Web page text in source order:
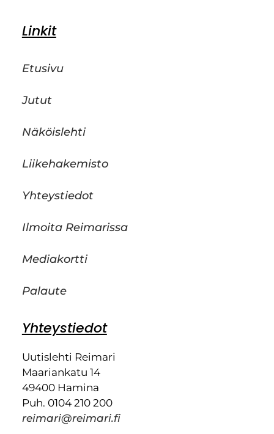
Linkit
Etusivu
Jutut
Näköislehti
Liikehakemisto
Yhteystiedot
Ilmoita Reimarissa
Mediakortti
Palaute
Yhteystiedot
Uutislehti Reimari
Maariankatu 14
49400 Hamina
Puh. 0104 210 200
reimari@reimari.fi